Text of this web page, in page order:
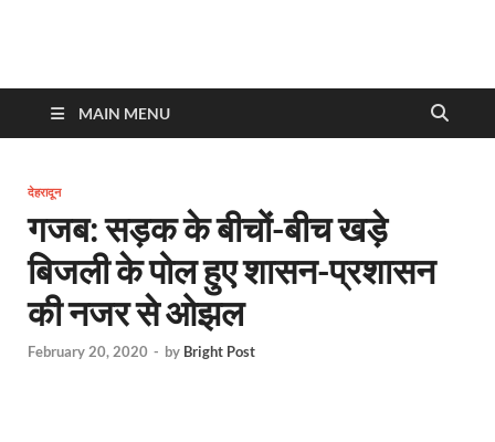
MAIN MENU
देहरादून
गजब: सड़क के बीचों-बीच खड़े
बिजली के पोल हुए शासन-प्रशासन
की नजर से ओझल
February 20, 2020 - by Bright Post